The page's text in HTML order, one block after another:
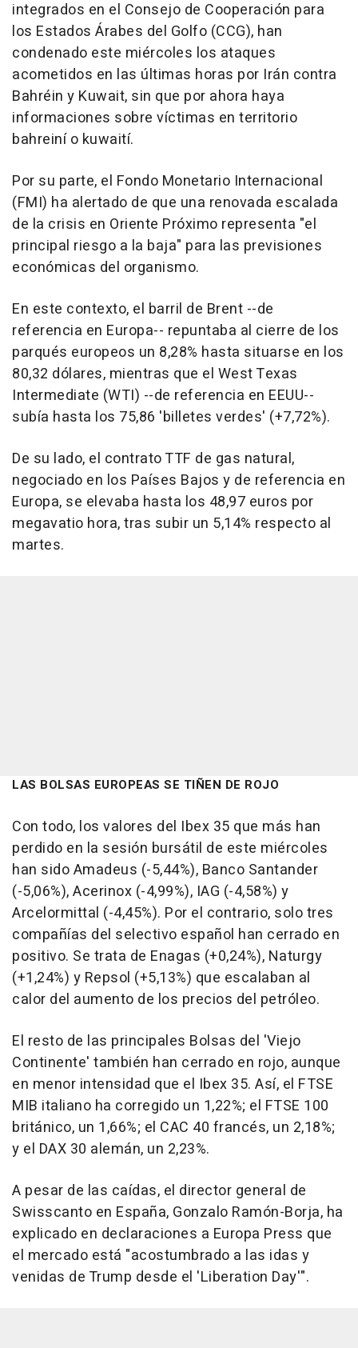
integrados en el Consejo de Cooperación para
los Estados Árabes del Golfo (CCG), han
condenado este miércoles los ataques
acometidos en las últimas horas por Irán contra
Bahréin y Kuwait, sin que por ahora haya
informaciones sobre víctimas en territorio
bahreiní o kuwaití.
Por su parte, el Fondo Monetario Internacional
(FMI) ha alertado de que una renovada escalada
de la crisis en Oriente Próximo representa "el
principal riesgo a la baja" para las previsiones
económicas del organismo.
En este contexto, el barril de Brent --de
referencia en Europa-- repuntaba al cierre de los
parqués europeos un 8,28% hasta situarse en los
80,32 dólares, mientras que el West Texas
Intermediate (WTI) --de referencia en EEUU--
subía hasta los 75,86 'billetes verdes' (+7,72%).
De su lado, el contrato TTF de gas natural,
negociado en los Países Bajos y de referencia en
Europa, se elevaba hasta los 48,97 euros por
megavatio hora, tras subir un 5,14% respecto al
martes.
LAS BOLSAS EUROPEAS SE TIÑEN DE ROJO
Con todo, los valores del Ibex 35 que más han
perdido en la sesión bursátil de este miércoles
han sido Amadeus (-5,44%), Banco Santander
(-5,06%), Acerinox (-4,99%), IAG (-4,58%) y
Arcelormittal (-4,45%). Por el contrario, solo tres
compañías del selectivo español han cerrado en
positivo. Se trata de Enagas (+0,24%), Naturgy
(+1,24%) y Repsol (+5,13%) que escalaban al
calor del aumento de los precios del petróleo.
El resto de las principales Bolsas del 'Viejo
Continente' también han cerrado en rojo, aunque
en menor intensidad que el Ibex 35. Así, el FTSE
MIB italiano ha corregido un 1,22%; el FTSE 100
británico, un 1,66%; el CAC 40 francés, un 2,18%;
y el DAX 30 alemán, un 2,23%.
A pesar de las caídas, el director general de
Swisscanto en España, Gonzalo Ramón-Borja, ha
explicado en declaraciones a Europa Press que
el mercado está "acostumbrado a las idas y
venidas de Trump desde el 'Liberation Day'".